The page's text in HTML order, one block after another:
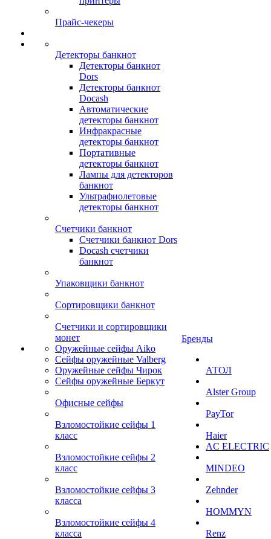
Прайс-чекеры
Детекторы банкнот
Детекторы банкнот
Dors
Детекторы банкнот
Docash
Автоматические
детекторы банкнот
Инфракрасные
детекторы банкнот
Портативные
детекторы банкнот
Лампы для детекторов
банкнот
Ультрафиолетовые
детекторы банкнот
Счетчики банкнот
Счетчики банкнот Dors
Docash счетчики
банкнот
Упаковщики банкнот
Сортировщики банкнот
Счетчики и сортировщики
монет
Оружейные сейфы Aiko
Сейфы оружейные Valberg
Оружейные сейфы Чирок
Сейфы оружейные Беркут
Офисные сейфы
Взломостойкие сейфы 1
класс
Взломостойкие сейфы 2
класс
Взломостойкие сейфы 3
класса
Взломостойкие сейфы 4
класса
Бренды
АТОЛ
Alster Group
PayTor
Haier
AC ELECTRIC
MINDEO
Zehnder
HOMMYN
Renz